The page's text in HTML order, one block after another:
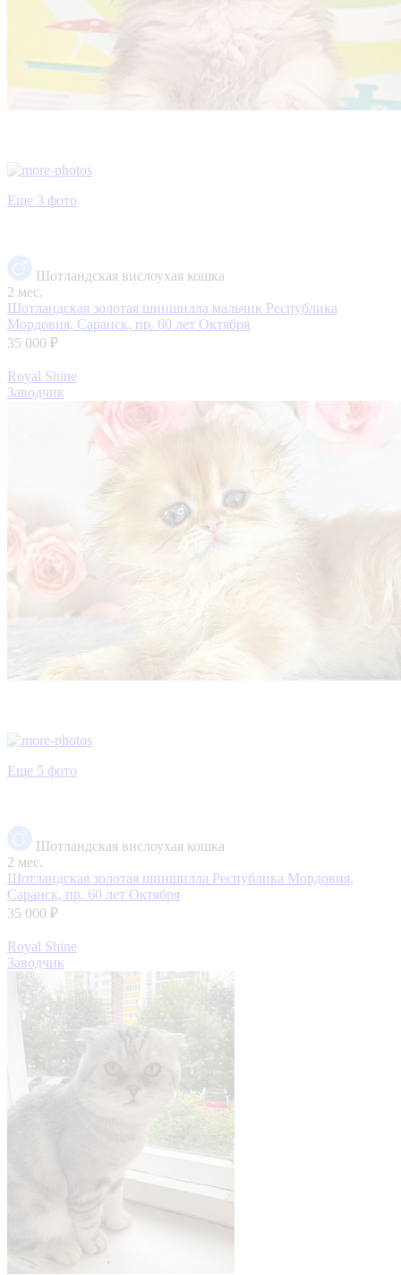
Еще 3 фото
Шотландская вислоухая кошка
2 мес.
Шотландская золотая шиншилла мальчик Республика
Мордовия, Саранск, пр. 60 лет Октября
35 000 ₽
Royal Shine
Заводчик
Еще 5 фото
Шотландская вислоухая кошка
2 мес.
Шотландская золотая шиншилла Республика Мордовия,
Саранск, пр. 60 лет Октября
35 000 ₽
Royal Shine
Заводчик